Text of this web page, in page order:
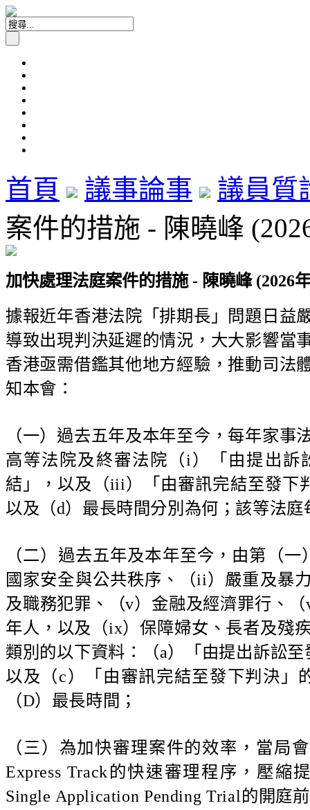
首頁 議事論事
議員質
案件的措施 - 陳曉峰
加快處理法庭案件的措施 - 陳曉峰 (2026
據報近年香港法院「排期長」問題日益
導致出現判決延遲的情況，大大影響當
香港亟需借鑑其他地方經驗，推動司法
知本會：
（一）過去五年及本年至今，每年家
高等法院及終審法院（i）「由提出
結」，以及（iii）「由審訊完結至發下
以及（d）最長時間分別為何；該等法
（二）過去五年及本年至今，由第（
國家安全與公共秩序、（ii）嚴重及暴
及職務犯罪、（v）金融及經濟罪行、
年人，以及（ix）保障婦女、長者及殘
類別的以下資料：（a）「由提出訴訟
以及（c）「由審訊完結至發下判決」
（D）最長時間；
（三）為加快審理案件的效率，當局
Express Track的快速審理程序，壓
Single Application Pending Trial的開庭